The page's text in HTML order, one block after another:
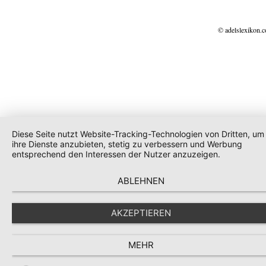
©
Diese Seite nutzt Website-Tracking-Technologien von Dritten, um
ihre Dienste anzubieten, stetig zu verbessern und Werbung
entsprechend den Interessen der Nutzer anzuzeigen.
ABLEHNEN
AKZEPTIEREN
MEHR